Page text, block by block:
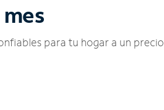
para tu hogar a un precio